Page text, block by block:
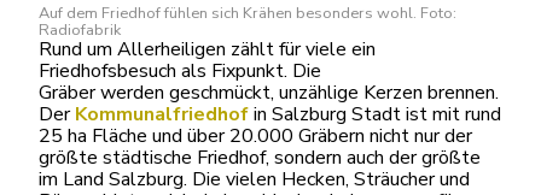
Auf dem Friedhof fühlen sich Krähen besonders wohl. Foto:
Radiofabrik
Rund um Allerheiligen zählt für viele ein
Friedhofsbesuch als Fixpunkt. Die
Gräber werden geschmückt, unzählige Kerzen brennen.
DerKommunalfriedhofin Salzburg Stadt ist mit rund
25 ha Fläche und über 20.000 Gräbern nicht nur der
größte städtische Friedhof, sondern auch der größte
im Land Salzburg. Die vielen Hecken, Sträucher und